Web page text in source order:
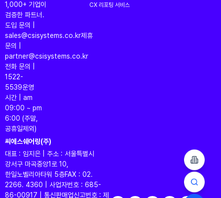
1,000+ 기업이
검증한 파트너.
도입 문의 |
sales@csisystems.co.kr제휴
문의 |
partner@csisystems.co.kr
전화 문의 |
1522-
5539운영
시간 | am
09:00 ~ pm
6:00 (주말,
공휴일제외)
CX 리포팅 서비스
씨에스쉐어링(주)
대표 : 임지은 | 주소 : 서울특별시
강서구 마곡중앙1로 10,
한일노벨리아타워 5층FAX : 02.
2266. 4360 | 사업자번호 : 685-
86-00917 | 통신판매업신고번호 : 제